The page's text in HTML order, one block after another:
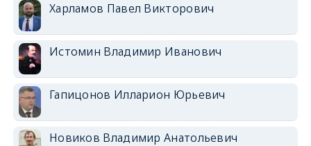
Харламов Павел Викторович
Истомин Владимир Иванович
Гапицонов Илларион Юрьевич
Новиков Владимир Анатольевич